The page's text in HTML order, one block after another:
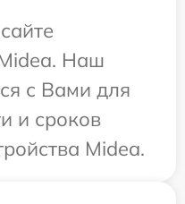
Наш
с Вами для
и сроков
Midea.